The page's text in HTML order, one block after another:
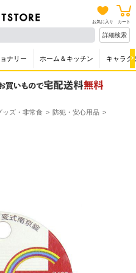
お気に入り カート
詳細検索
ナリー ホーム＆キッチン キャラク
ッズ・非常食
防犯・安心用品